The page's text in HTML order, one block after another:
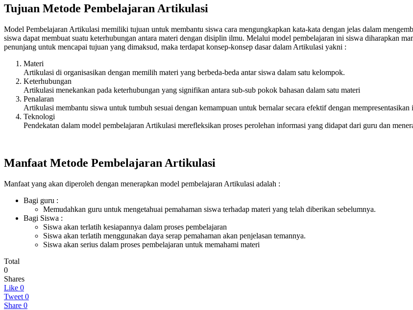
Tujuan Metode Pembelajaran Artikulasi
Model Pembelajaran Artikulasi memiliki tujuan untuk membantu siswa cara mengungkapkan kata-kata dengan jelas dalam
siswa dapat membuat suatu keterhubungan antara materi dengan disiplin ilmu. Melalui model pembelajaran ini siswa diharapkan
penunjang untuk mencapai tujuan yang dimaksud, maka terdapat konsep-konsep dasar dalam Artikulasi yakni :
Materi
Artikulasi di organisasikan dengan memilih materi yang berbeda-beda antar siswa dalam satu kelompok.
Keterhubungan
Artikulasi menekankan pada keterhubungan yang signifikan antara sub-sub pokok bahasan dalam satu materi
Penalaran
Artikulasi membantu siswa untuk tumbuh sesuai dengan kemampuan untuk bernalar secara efektif dengan
Teknologi
Pendekatan dalam model pembelajaran Artikulasi merefleksikan proses perolehan informasi yang didapat dari guru dan
Manfaat Metode Pembelajaran Artikulasi
Manfaat yang akan diperoleh dengan menerapkan model pembelajaran Artikulasi adalah :
Bagi guru :
Memudahkan guru untuk mengetahuai pemahaman siswa terhadap materi yang telah diberikan sebelumnya.
Bagi Siswa :
Siswa akan terlatih kesiapannya dalam proses pembelajaran
Siswa akan terlatih menggunakan daya serap pemahaman akan penjelasan temannya.
Siswa akan serius dalam proses pembelajaran untuk memahami materi
Total
0
Shares
Like 0
Tweet 0
Share 0